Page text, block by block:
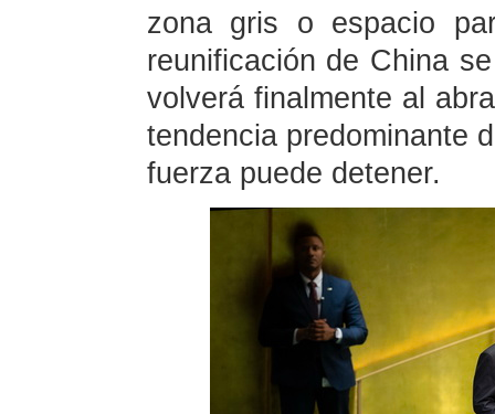
zona gris o espacio
reunificación de China
volverá finalmente al
tendencia predominante
fuerza puede detener.